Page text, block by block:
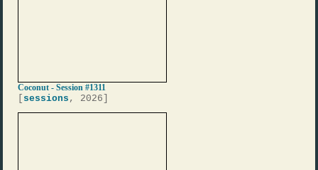
Coconut - Session #1311
[ sessions , 2026]